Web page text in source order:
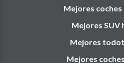
Mejores
Mejores SUV
Mejores
Mejores